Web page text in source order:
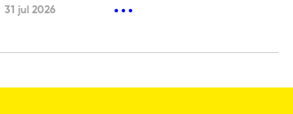
31 jul 2026